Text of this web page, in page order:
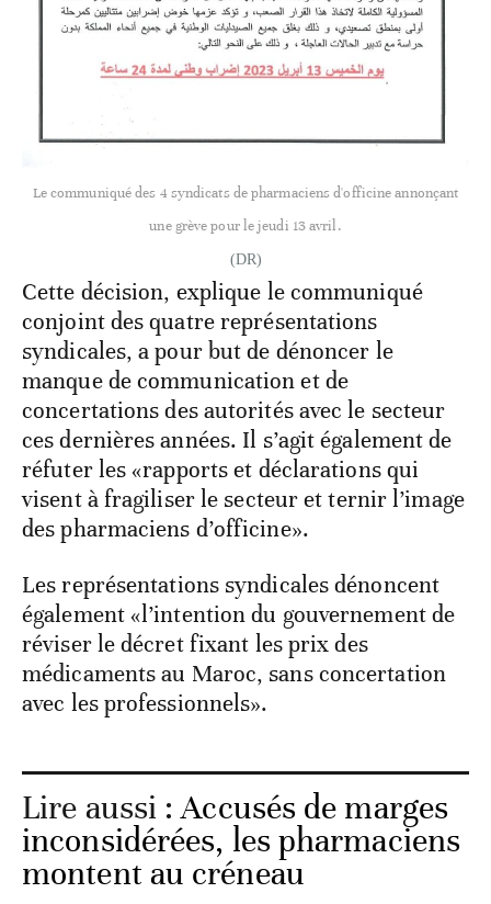
Le communiqué des 4 syndicats de pharmaciens d'officine annonçant
une grève pour le jeudi 13 avril.
(DR)
Cette décision, explique le communiqué
conjoint des quatre représentations
syndicales, a pour but de dénoncer le
manque de communication et de
concertations des autorités avec le secteur
ces dernières années. Il s’agit également de
réfuter les «rapports et déclarations qui
visent à fragiliser le secteur et ternir l’image
des pharmaciens d’officine».
Les représentations syndicales dénoncent
également «l’intention du gouvernement de
réviser le décret fixant les prix des
médicaments au Maroc, sans concertation
avec les professionnels».
Lire aussi :Accusés de marges
inconsidérées, les pharmaciens
montent au créneau